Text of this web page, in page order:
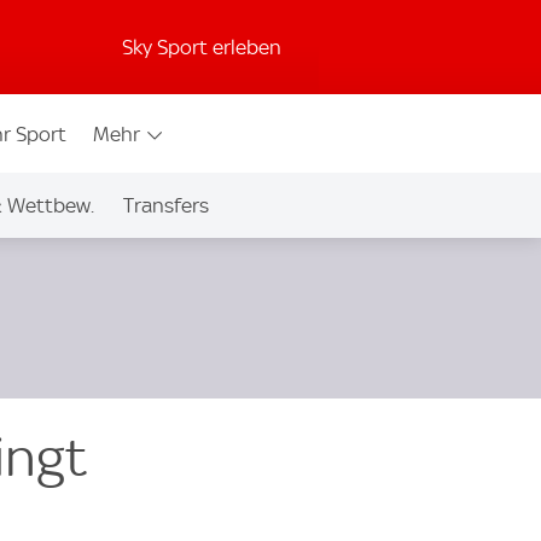
Sky Sport erleben
Sport Mehr
Wettbew. Transfers